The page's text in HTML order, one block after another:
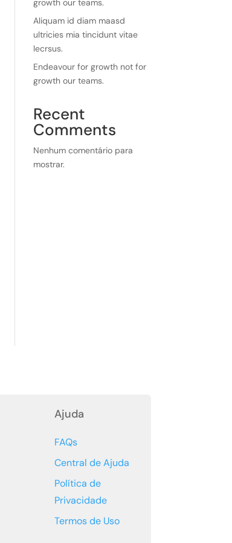
growth our teams.
Aliquam id diam maasd
ultricies mia tincidunt vitae
lecrsus.
Endeavour for growth not for
growth our teams.
Recent
Comments
Nenhum comentário para
mostrar.
Ajuda
FAQs
Central de Ajuda
Política de
Privacidade
Termos de Uso